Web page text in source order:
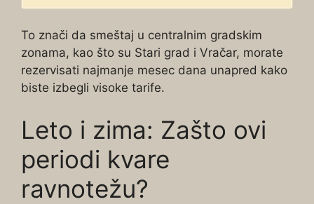
To znači da smeštaj u centralnim gradskim
zonama, kao što su Stari grad i Vračar, morate
rezervisati najmanje mesec dana unapred kako
biste izbegli visoke tarife.
Leto i zima: Zašto ovi
periodi kvare
ravnotežu?